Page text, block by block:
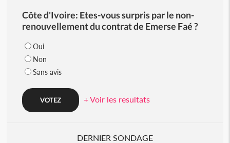
Côte d'Ivoire: Etes-vous surpris par le non-
renouvellement du contrat de Emerse Faé ?
Oui
Non
Sans avis
+ Voir les resultats
DERNIER SONDAGE